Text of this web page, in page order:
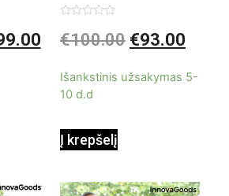
be ašmenų 3in1
0
iš
€100.00 €93.00
Išankstinis užsakymas 5-
10 d.d
Į krepšelį